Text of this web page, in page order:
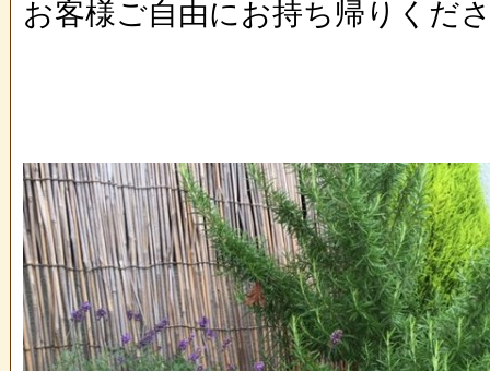
お客様ご自由にお持ち帰りくだ